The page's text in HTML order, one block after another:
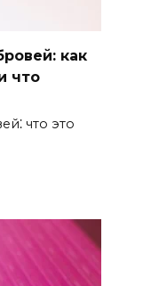
как
что
что это